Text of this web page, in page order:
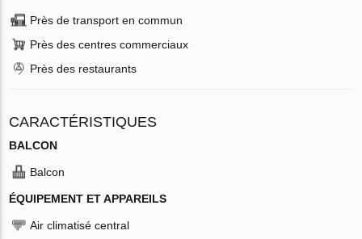
Près de transport en commun
Près des centres commerciaux
Près des restaurants
CARACTÉRISTIQUES
BALCON
Balcon
ÉQUIPEMENT ET APPAREILS
Air climatisé central